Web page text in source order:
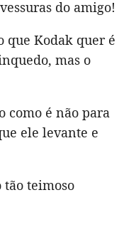
do amigo!
que Kodak quer é
mas o
como é não para
ele levante e
teimoso